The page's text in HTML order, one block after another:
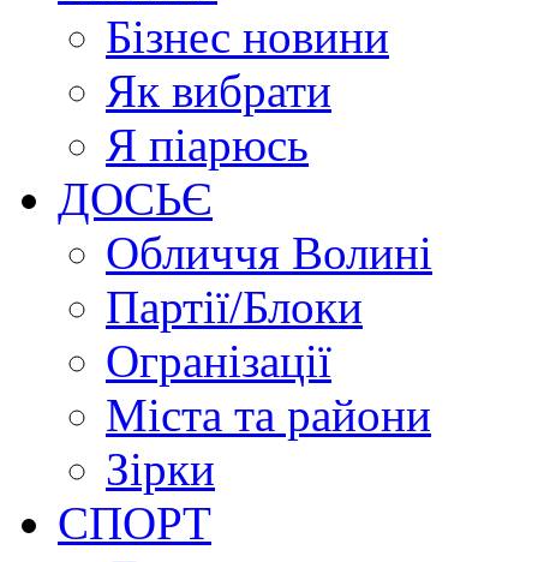
Бізнес новини
Як вибрати
Я піарюсь
ДОСЬЄ
Обличчя Волині
Партії/Блоки
Огранізації
Міста та райони
Зірки
СПОРТ